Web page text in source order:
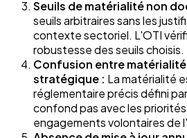
Seuils de matérialité non
seuils arbitraires sans les
contexte sectoriel. L'OTI
robustesse des seuils choisis.
Confusion entre
stratégique : La matérialité
réglementaire précis défini par
confond pas avec les
engagements volontaires de